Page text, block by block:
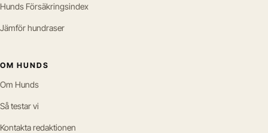
Hunds Försäkringsindex
Jämför hundraser
OM HUNDS
Om Hunds
Så testar vi
Kontakta redaktionen